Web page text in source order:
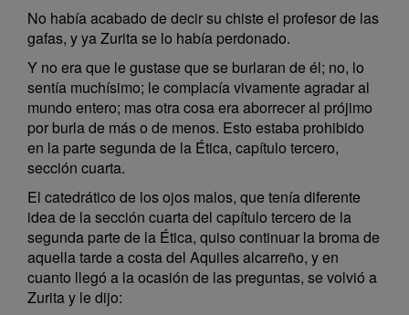
No había acabado de decir su chiste el profesor de las
gafas, y ya Zurita se lo había perdonado.
Y no era que le gustase que se burlaran de él; no, lo
sentía muchísimo; le complacía vivamente agradar al
mundo entero; mas otra cosa era aborrecer al prójimo
por burla de más o de menos. Esto estaba prohibido
en la parte segunda de la Ética, capítulo tercero,
sección cuarta.
El catedrático de los ojos malos, que tenía diferente
idea de la sección cuarta del capítulo tercero de la
segunda parte de la Ética, quiso continuar la broma de
aquella tarde a costa del Aquiles alcarreño, y en
cuanto llegó a la ocasión de las preguntas, se volvió a
Zurita y le dijo: